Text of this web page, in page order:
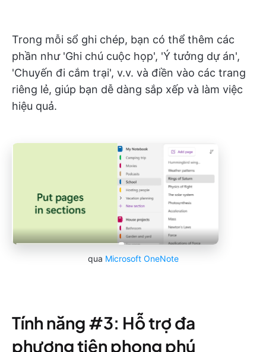
Trong mỗi sổ ghi chép, bạn có thể thêm các
phần như 'Ghi chú cuộc họp', 'Ý tưởng dự án',
'Chuyến đi cắm trại', v.v. và điền vào các trang
riêng lẻ, giúp bạn dễ dàng sắp xếp và làm việc
hiệu quả.
qua Microsoft OneNote
Tính năng #3: Hỗ trợ đa
phương tiện phong phú